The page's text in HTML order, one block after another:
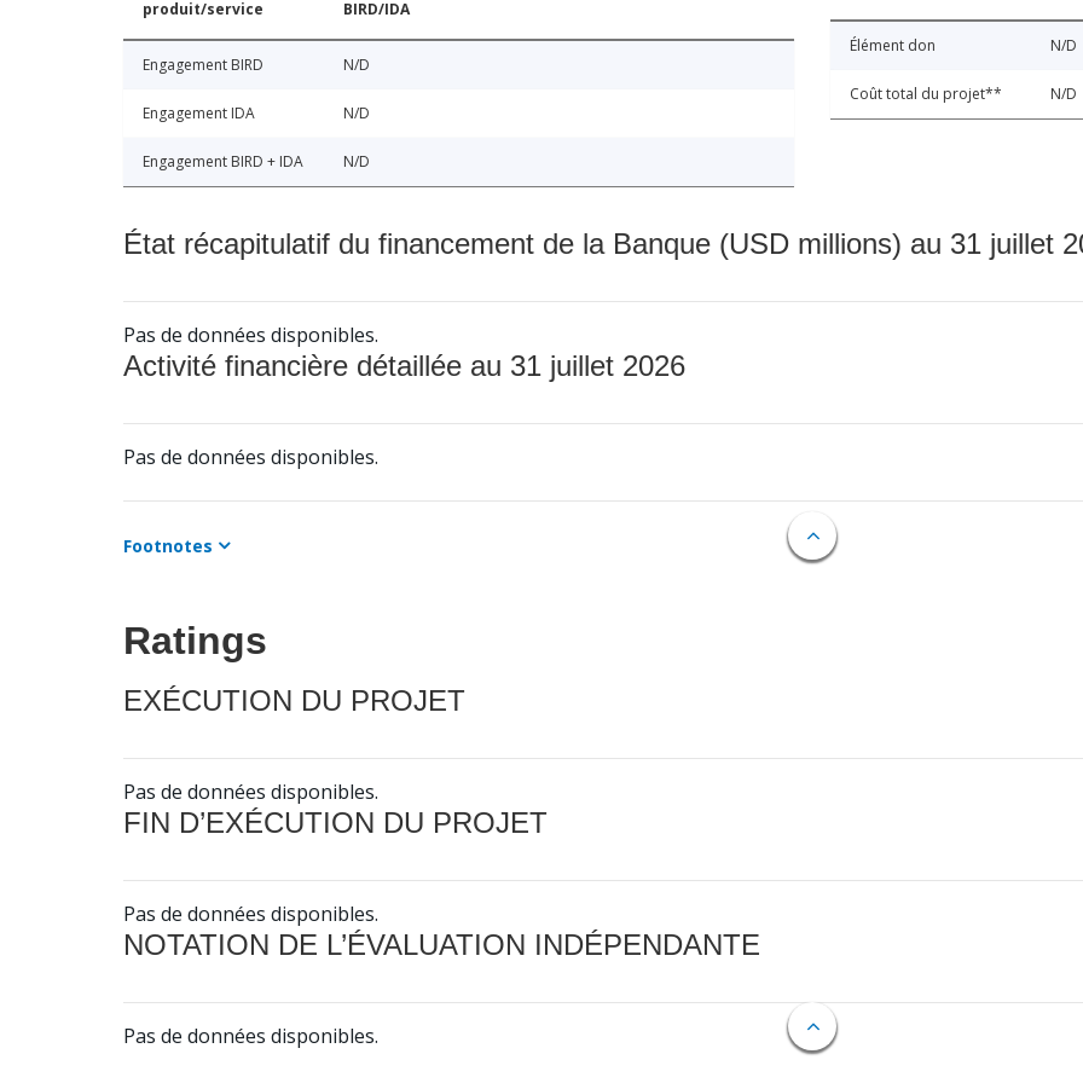
produit/service BIRD/IDA
Engagement BIRD N/D
Engagement IDA N/D
Engagement BIRD + IDA N/D
Élément don N/D
Coût total du projet** N/D
État récapitulatif du financement de la Banque (USD millions) au 31 juillet
Pas de données disponibles.
Activité financière détaillée au 31 juillet 2026
Pas de données disponibles.
Footnotes
Ratings
EXÉCUTION DU PROJET
Pas de données disponibles.
FIN D’EXÉCUTION DU PROJET
Pas de données disponibles.
NOTATION DE L’ÉVALUATION INDÉPENDANTE
Pas de données disponibles.